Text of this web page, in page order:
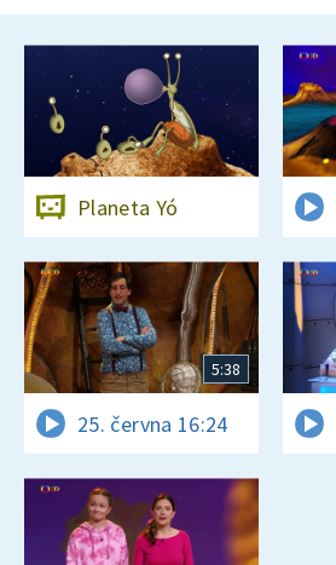
Planeta Yó
5:38
25. června 16:24